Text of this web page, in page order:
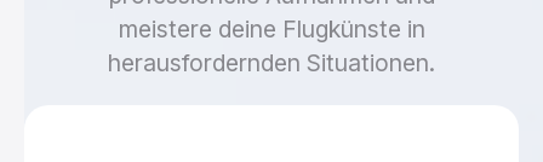
meistere deine Flugkünste in
herausfordernden Situationen.